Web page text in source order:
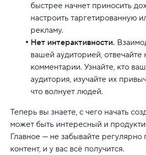
быстрее начнет приносить
настроить таргетированную
рекламу.
Нет интерактивности.
вашей аудиторией, отвечайте
комментарии. Узнайте, кто
аудитория, изучайте их
что волнует людей.
Теперь вы знаете, с чего начать
может быть интересный и
Главное — не забывайте регулярно
контент, и у вас всё получится.